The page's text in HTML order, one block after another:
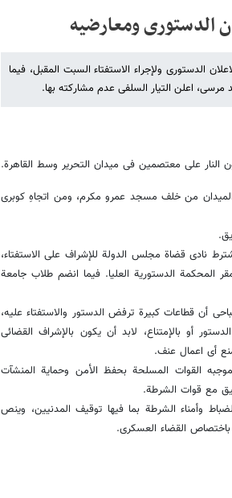
الدستوری ومعارضیه
الدستوری ولإجراء الاستفتاء السبت المقبل، فیما
مرسی، اعلن التیار السلفی عدم مشارکته بها.
من خلف مسجد عمرو مکرم، ومن اتجاهِ کوبری
نادی قضاة مجلس الدولة للإشراف على الاستفتاء،
الدستوریة العلیا. فیما انضم طلاب جامعة
أن قطاعات کبیرة ترفض الدستور والاستفتاء علیه،
أو بالإمتناع، لابد أن یکون بالإشراف القضائی
أی اعمال عنف.
القوات المسلحة بحفظ الأمن وحمایة المنشآت
مع قوات الشرطة.
وأمناء الشرطة بما فیها توقیف المدنیین، وینص
باختصاص القضاء العسکری.